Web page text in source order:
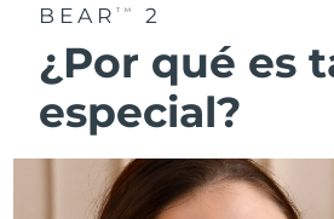
BEARTM 2
¿Por qué es
especial?